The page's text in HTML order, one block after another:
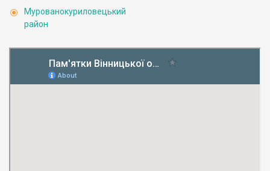
Мурованокуриловецький
район